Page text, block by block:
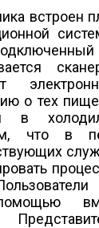
встроен
о тех
в
что в